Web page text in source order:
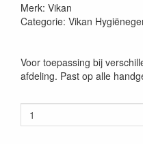
Merk: Vikan
Categorie: Vikan
Voor toepassing bij
afdeling. Past op alle